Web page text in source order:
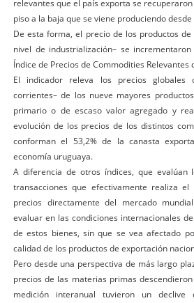
relevantes que el país exporta se
piso a la baja que se viene produciendo
De esta forma, el precio de los productos
nivel de industrialización– se
Índice de Precios de Commodities Relevantes
El indicador releva los precios globales
corrientes– de los nueve mayores
primario o de escaso valor agregado y
evolución de los precios de los distintos
conforman el 53,2% de la canasta
economía uruguaya.
A diferencia de otros índices, que
transacciones que efectivamente realiza el
precios directamente del mercado
evaluar en las condiciones internacionales
de estos bienes, sin que se vea afectado
calidad de los productos de exportación
Pero desde una perspectiva de más largo
precios de las materias primas
medición interanual tuvieron un